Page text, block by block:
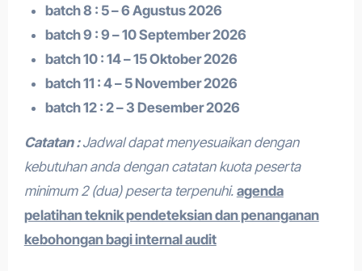
batch 8 : 5 – 6 Agustus 2026
batch 9 : 9 – 10 September 2026
batch 10 : 14 – 15 Oktober 2026
batch 11 : 4 – 5 November 2026
batch 12 : 2 – 3 Desember 2026
Catatan :Jadwal dapat menyesuaikan dengan
kebutuhan anda dengan catatan kuota peserta
minimum 2 (dua) peserta terpenuhi. agenda
pelatihan teknik pendeteksian dan penanganan
kebohongan bagi internal audit